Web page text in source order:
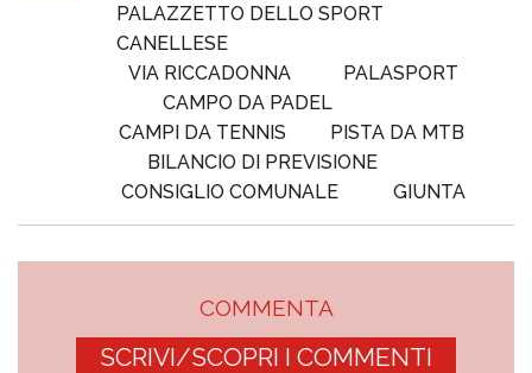
PALAZZETTO DELLO SPORT
CANELLESE
VIA RICCADONNA
PALASPORT
CAMPO DA PADEL
CAMPI DA TENNIS
PISTA DA MTB
BILANCIO DI PREVISIONE
CONSIGLIO COMUNALE
GIUNTA
COMMENTA
SCRIVI/SCOPRI I COMMENTI